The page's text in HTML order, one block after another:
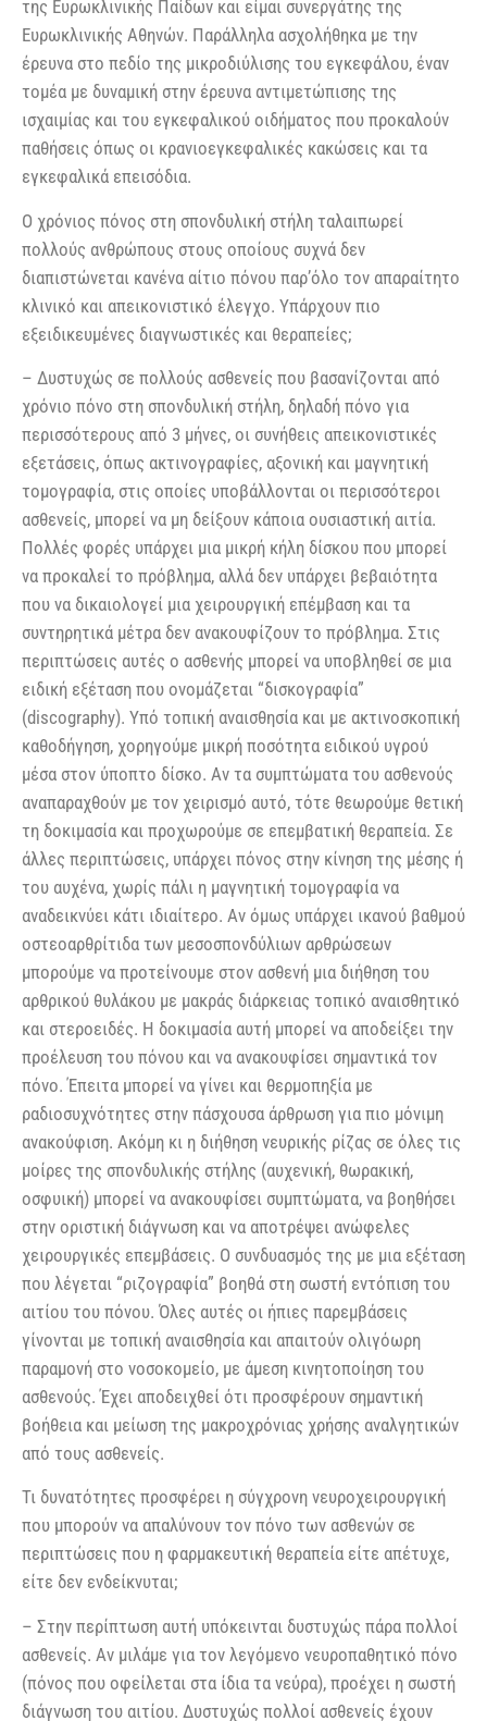
της Ευρωκλινικής Παίδων και είμαι συνεργάτης της
Ευρωκλινικής Αθηνών. Παράλληλα ασχολήθηκα με την
έρευνα στο πεδίο της μικροδιύλισης του εγκεφάλου, έναν
τομέα με δυναμική στην έρευνα αντιμετώπισης της
ισχαιμίας και του εγκεφαλικού οιδήματος που προκαλούν
παθήσεις όπως οι κρανιοεγκεφαλικές κακώσεις και τα
εγκεφαλικά επεισόδια.
Ο χρόνιος πόνος στη σπονδυλική στήλη ταλαιπωρεί
πολλούς ανθρώπους στους οποίους συχνά δεν
διαπιστώνεται κανένα αίτιο πόνου παρ’όλο τον απαραίτητο
κλινικό και απεικονιστικό έλεγχο. Υπάρχουν πιο
εξειδικευμένες διαγνωστικές και θεραπείες;
– Δυστυχώς σε πολλούς ασθενείς που βασανίζονται από
χρόνιο πόνο στη σπονδυλική στήλη, δηλαδή πόνο για
περισσότερους από 3 μήνες, οι συνήθεις απεικονιστικές
εξετάσεις, όπως ακτινογραφίες, αξονική και μαγνητική
τομογραφία, στις οποίες υποβάλλονται οι περισσότεροι
ασθενείς, μπορεί να μη δείξουν κάποια ουσιαστική αιτία.
Πολλές φορές υπάρχει μια μικρή κήλη δίσκου που μπορεί
να προκαλεί το πρόβλημα, αλλά δεν υπάρχει βεβαιότητα
που να δικαιολογεί μια χειρουργική επέμβαση και τα
συντηρητικά μέτρα δεν ανακουφίζουν το πρόβλημα. Στις
περιπτώσεις αυτές ο ασθενής μπορεί να υποβληθεί σε μια
ειδική εξέταση που ονομάζεται “δισκογραφία”
(discography). Υπό τοπική αναισθησία και με ακτινοσκοπική
καθοδήγηση, χορηγούμε μικρή ποσότητα ειδικού υγρού
μέσα στον ύποπτο δίσκο. Αν τα συμπτώματα του ασθενούς
αναπαραχθούν με τον χειρισμό αυτό, τότε θεωρούμε θετική
τη δοκιμασία και προχωρούμε σε επεμβατική θεραπεία. Σε
άλλες περιπτώσεις, υπάρχει πόνος στην κίνηση της μέσης ή
του αυχένα, χωρίς πάλι η μαγνητική τομογραφία να
αναδεικνύει κάτι ιδιαίτερο. Αν όμως υπάρχει ικανού βαθμού
οστεοαρθρίτιδα των μεσοσπονδύλιων αρθρώσεων
μπορούμε να προτείνουμε στον ασθενή μια διήθηση του
αρθρικού θυλάκου με μακράς διάρκειας τοπικό αναισθητικό
και στεροειδές. Η δοκιμασία αυτή μπορεί να αποδείξει την
προέλευση του πόνου και να ανακουφίσει σημαντικά τον
πόνο. Έπειτα μπορεί να γίνει και θερμοπηξία με
ραδιοσυχνότητες στην πάσχουσα άρθρωση για πιο μόνιμη
ανακούφιση. Ακόμη κι η διήθηση νευρικής ρίζας σε όλες τις
μοίρες της σπονδυλικής στήλης (αυχενική, θωρακική,
οσφυική) μπορεί να ανακουφίσει συμπτώματα, να βοηθήσει
στην οριστική διάγνωση και να αποτρέψει ανώφελες
χειρουργικές επεμβάσεις. Ο συνδυασμός της με μια εξέταση
που λέγεται “ριζογραφία” βοηθά στη σωστή εντόπιση του
αιτίου του πόνου. Όλες αυτές οι ήπιες παρεμβάσεις
γίνονται με τοπική αναισθησία και απαιτούν ολιγόωρη
παραμονή στο νοσοκομείο, με άμεση κινητοποίηση του
ασθενούς. Έχει αποδειχθεί ότι προσφέρουν σημαντική
βοήθεια και μείωση της μακροχρόνιας χρήσης αναλγητικών
από τους ασθενείς.
Τι δυνατότητες προσφέρει η σύγχρονη νευροχειρουργική
που μπορούν να απαλύνουν τον πόνο των ασθενών σε
περιπτώσεις που η φαρμακευτική θεραπεία είτε απέτυχε,
είτε δεν ενδείκνυται;
– Στην περίπτωση αυτή υπόκεινται δυστυχώς πάρα πολλοί
ασθενείς. Αν μιλάμε για τον λεγόμενο νευροπαθητικό πόνο
(πόνος που οφείλεται στα ίδια τα νεύρα), προέχει η σωστή
διάγνωση του αιτίου. Δυστυχώς πολλοί ασθενείς έχουν